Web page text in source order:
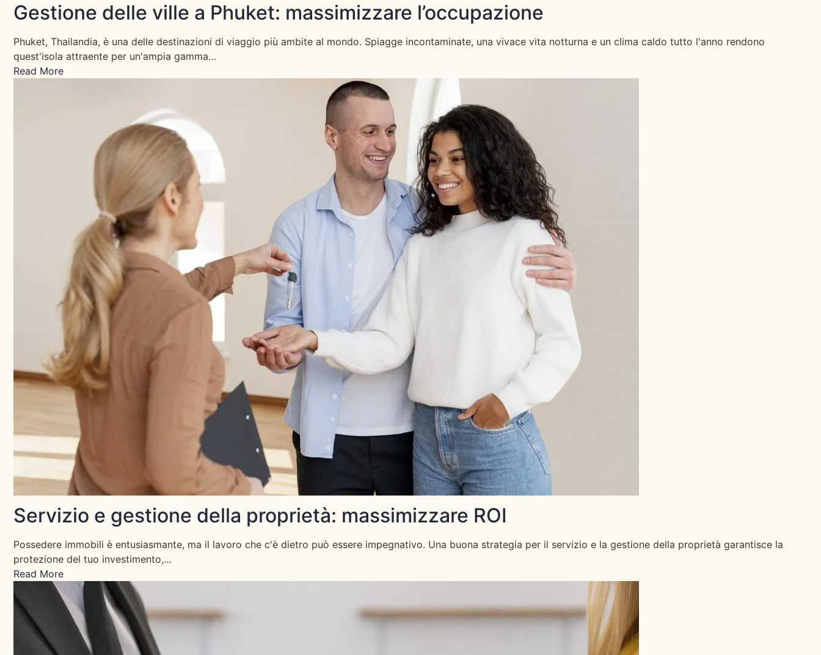
Gestione delle ville a Phuket: massimizzare l’occupazione
Phuket, Thailandia, è una delle destinazioni di viaggio più ambite al mondo. Spiagge incontaminate, una vivace vita notturna e un clima caldo tutto l'anno rendono
quest'isola attraente per un'ampia gamma…
Read More
Servizio e gestione della proprietà: massimizzare ROI
Possedere immobili è entusiasmante, ma il lavoro che c'è dietro può essere impegnativo. Una buona strategia per il servizio e la gestione della proprietà garantisce la
protezione del tuo investimento,…
Read More